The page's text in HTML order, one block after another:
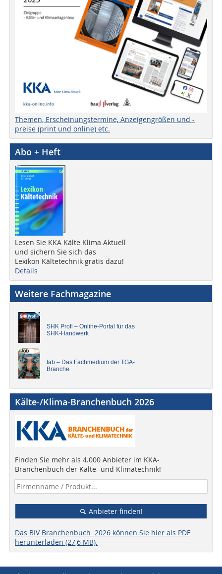
Themen, Erscheinungstermine, Anzeigengrößen und -
preise (print und online) etc.
Abo + Heft
Lesen Sie KKA Kälte Klima Aktuell
und sichern Sie sich das
Lexikon Kältetechnik gratis dazu!
Details
Weitere Fachmagazine
SHK Profi – Online-Portal für das
SHK-Handwerk
tab – Das Fachmedium der TGA-
Branche
Kälte-/Klima-Branchenbuch 2026
Finden Sie mehr als 4.000 Anbieter im KKA-
Branchenbuch der Kälte- und Klimatechnik!
Anbieter finden!
Das BIV Branchenbuch 2026 können Sie hier als PDF
herunterladen (27,6 MB).